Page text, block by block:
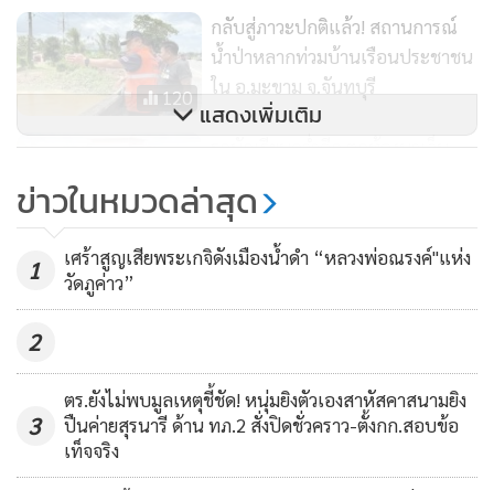
120
กลับสู่ภาวะปกติแล้ว! สถานการณ์
น้ำป่าหลากท่วมบ้านเรือนประชาชน
ใน อ.มะขาม จ.จันทบุรี
380
รถนักเรียนคว่ำอีก ตกท้องนาเจ็บ
ชีวิต
แสดงเพิ่มเติม
ข่าวในหมวดล่าสุด
1
เศร้าสูญเสียพระเกจิดังเมืองน้ำดำ “หลวงพ่อณรงค์"แห่ง
วัดภูค่าว”
2
3
ตร.ยังไม่พบมูลเหตุชี้ชัด! หนุ่มยิงตัวเองสาหัสคาสนามยิง
ปืนค่ายสุรนารี ด้าน ทภ.2 สั่งปิดชั่วคราว-ตั้งกก.สอบข้อ
เท็จจริง